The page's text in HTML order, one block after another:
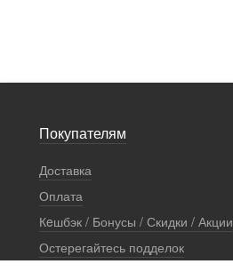
Покупателям
Доставка
Оплата
Кeшбэк / Бонусы / Скидки / Акции
Остерегайтесь подделок